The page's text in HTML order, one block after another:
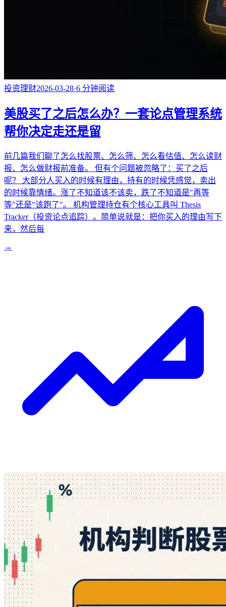
投资理财2026-03-28·6 分钟阅读
美股买了之后怎么办？一套论点管理系统
帮你决定走还是留
前几篇我们聊了怎么找股票、怎么筛、怎么看估值、怎么读财
报、怎么做财报前准备。 但有个问题被忽略了：买了之后
呢？ 大部分人买入的时候有理由，持有的时候凭感觉，卖出
的时候靠情绪。涨了不知道该不该卖，跌了不知道是"再等
等"还是"该跑了"。 机构管理持仓有个核心工具叫 Thesis
Tracker（投资论点追踪）。简单说就是：把你买入的理由写下
来，然后每
→